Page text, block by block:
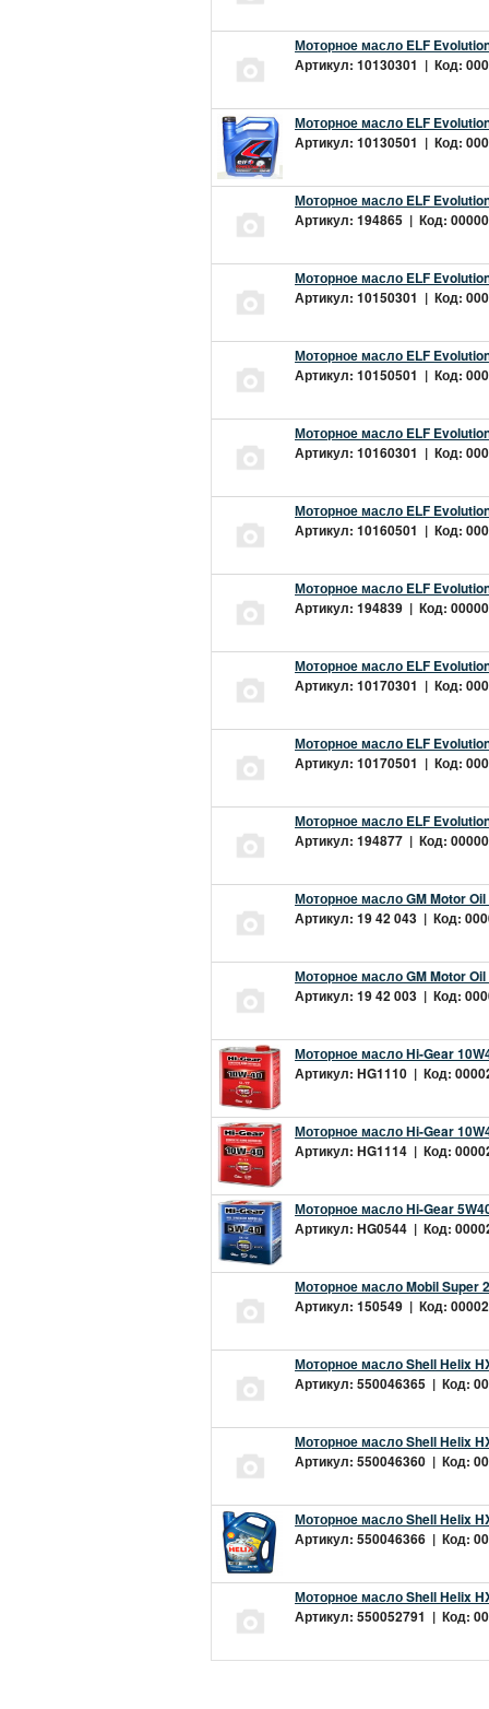
Моторное масло ELF
Артикул: 10130301 | Код:
Моторное масло ELF
Артикул: 10130501 | Код:
Моторное масло ELF
Артикул: 194865 | Код:
Моторное масло ELF
Артикул: 10150301 | Код:
Моторное масло ELF
Артикул: 10150501 | Код:
Моторное масло ELF
Артикул: 10160301 | Код:
Моторное масло ELF
Артикул: 10160501 | Код:
Моторное масло ELF
Артикул: 194839 | Код:
Моторное масло ELF
Артикул: 10170301 | Код:
Моторное масло ELF
Артикул: 10170501 | Код:
Моторное масло ELF
Артикул: 194877 | Код:
Моторное масло GM Motor Oil
Артикул: 19 42 043 | Код:
Моторное масло GM Motor
Артикул: 19 42 003 | Код:
Моторное масло Hi-Gear
Артикул: HG1110 | Код:
Моторное масло Hi-Gear
Артикул: HG1114 | Код:
Моторное масло Hi-Gear
Артикул: HG0544 | Код:
Моторное масло Mobil Super
Артикул: 150549 | Код:
Моторное масло Shell Helix
Артикул: 550046365 | Код:
Моторное масло Shell Helix
Артикул: 550046360 | Код:
Моторное масло Shell Helix
Артикул: 550046366 | Код:
Моторное масло Shell Helix
Артикул: 550052791 | Код: